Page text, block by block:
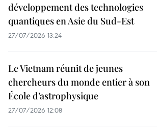
développement des technologies
quantiques en Asie du Sud-Est
27/07/2026 13:24
Le Vietnam réunit de jeunes
chercheurs du monde entier à son
École d’astrophysique
27/07/2026 12:08